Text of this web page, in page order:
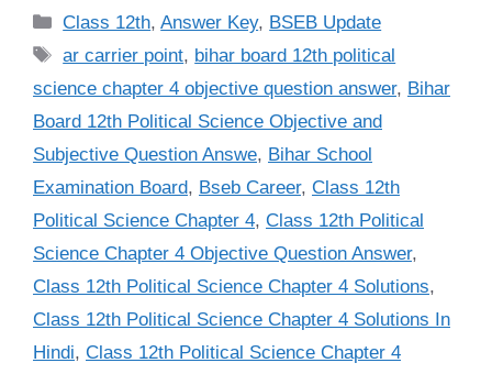
Categories
Class 12th,Answer Key, BSEB Update
Tags
ar carrier point, bihar board 12th political
science chapter 4 objective question answer, Bihar
Board 12th Political Science Objective and
Subjective Question Answe, Bihar School
Examination Board, Bseb Career, Class 12th
Political Science Chapter 4, Class 12th Political
Science Chapter 4 Objective Question Answer,
Class 12th Political Science Chapter 4 Solutions,
Class 12th Political Science Chapter 4 Solutions In
Hindi, Class 12th Political Science Chapter 4